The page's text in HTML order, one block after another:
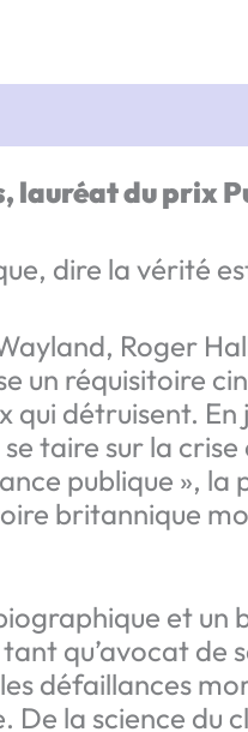
lauréat du prix
dire la vérité
Roger
un réquisitoire
détruisent. En
taire sur la
publique »,
britannique
et un
qu’avocat
défaillances
la science du